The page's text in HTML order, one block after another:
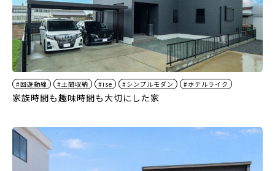
#回遊動線 #土間収納 #ise #シンプルモダン #ホテルライク
家族時間も趣味時間も大切にした家